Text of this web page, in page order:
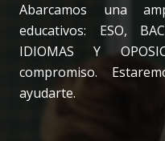
Abarcamos una
educativos: ESO,
IDIOMAS Y
compromiso.
ayudarte.